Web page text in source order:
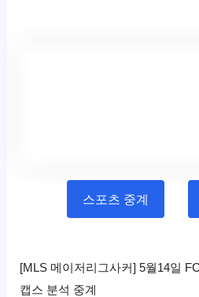
스포츠 중계
[MLS 메이저리그사커] 5월14일
캡스 분석 중계